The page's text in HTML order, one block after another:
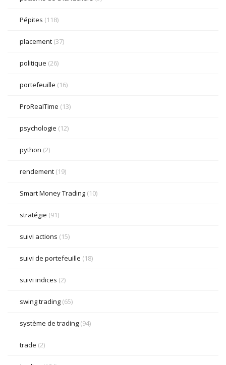
Pépites (118)
placement (37)
politique (26)
portefeuille (16)
ProRealTime (13)
psychologie (12)
python (2)
rendement (19)
Smart Money Trading (10)
stratégie (91)
suivi actions (15)
suivi de portefeuille (18)
suivi indices (2)
swing trading (65)
système de trading (94)
trade (2)